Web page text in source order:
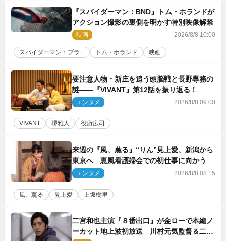
『スパイダーマン：BND』トム・ホランドが
アクション撮影の裏側を明かす特別映像解禁
映画 2026/8/8 10:00
スパイダーマン：ブラ... トム・ホランド 映画
要注意人物・新庄を追う頭脳戦と長野専務の
謎――『VIVANT』第12話を振り返る！
エンタメ 2026/8/8 09:00
VIVANT 堺雅人 役所広司
来週の『風、薫る』“りん”見上愛、新潟から
東京へ 恵風看護婦会での初仕事に向かう
エンタメ 2026/8/8 08:15
風、薫る 見上愛 上坂樹里
二宮和也主演『８番出口』が金ローで本編ノ
ーカット地上波初放送 川村元気監督＆二宮